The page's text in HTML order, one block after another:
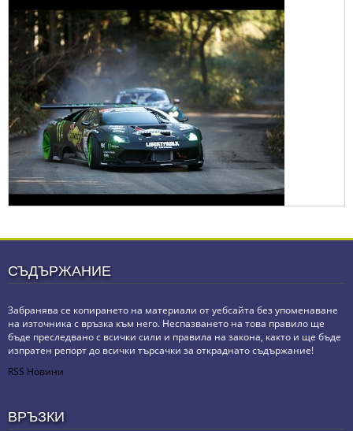
СЪДЪРЖАНИЕ
Забранява се копирането на материали от уебсайта без упоменаване
на източника с връзка към него. Неспазването на това правило ще
бъде преследвано с всички сили и правила на закона, както и ще бъде
изпратен репорт до всички търсачки за откраднато съдържание!
RSS Новини
ВРЪЗКИ